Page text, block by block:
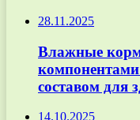
28.11.2025
Влажные
составом для
14.10.2025